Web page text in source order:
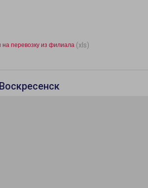
перевозку из филиала (xls)